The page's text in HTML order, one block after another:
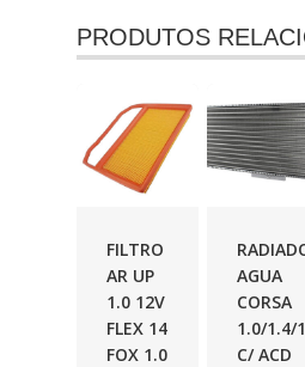
PRODUTOS
FILTRO
AR UP
1.0 12V
FLEX 14
FOX 1.0
AGUA
CORSA
1.0/1.4/
C/ ACD